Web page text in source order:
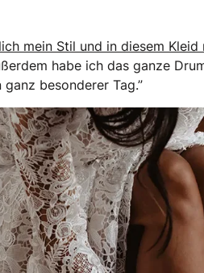
mein Stil und in diesem
habe ich das ganze
besonderer Tag.”